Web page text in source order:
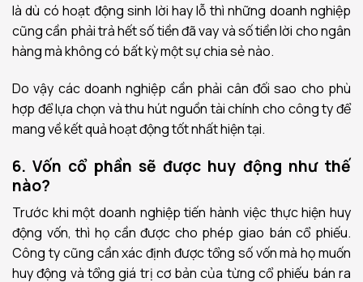
là dù có hoạt động sinh lời hay lỗ thì những doanh nghiệp
cũng cần phải trả hết số tiền đã vay và số tiền lời cho ngân
hàng mà không có bất kỳ một sự chia sẻ nào.
Do vậy các doanh nghiệp cần phải cân đối sao cho phù
hợp để lựa chọn và thu hút nguồn tài chính cho công ty để
mang về kết quả hoạt động tốt nhất hiện tại.
6. Vốn cổ phần sẽ được huy động như thế
nào?
Trước khi một doanh nghiệp tiến hành việc thực hiện huy
động vốn, thì họ cần được cho phép giao bán cổ phiếu.
Công ty cũng cần xác định được tổng số vốn mà họ muốn
huy động và tổng giá trị cơ bản của từng cổ phiếu bán ra